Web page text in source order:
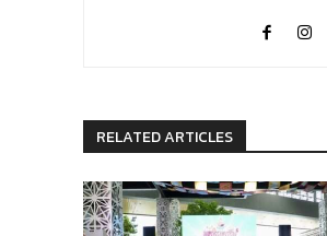
RELATED ARTICLES